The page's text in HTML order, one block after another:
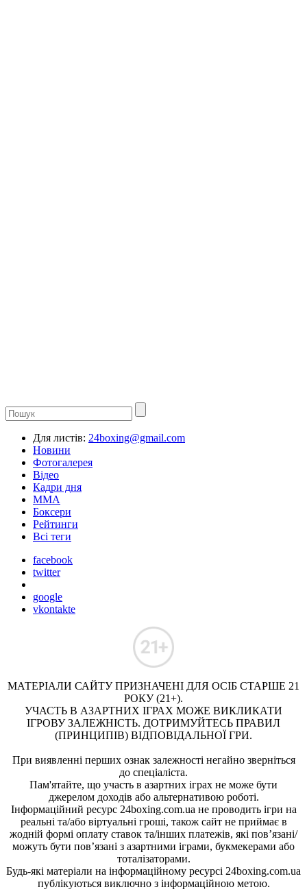
Для листів: 24boxing@gmail.com
Новини
Фотогалерея
Відео
Кадри дня
ММА
Боксери
Рейтинги
Всі теги
facebook
twitter
google
vkontakte
МАТЕРІАЛИ САЙТУ ПРИЗНАЧЕНІ ДЛЯ ОСІБ СТАРШЕ 21
РОКУ (21+).
УЧАСТЬ В АЗАРТНИХ ІГРАХ МОЖЕ ВИКЛИКАТИ
ІГРОВУ ЗАЛЕЖНІСТЬ. ДОТРИМУЙТЕСЬ ПРАВИЛ
(ПРИНЦИПІВ) ВІДПОВІДАЛЬНОЇ ГРИ.
При виявленні перших ознак залежності негайно зверніться
до спеціаліста.
Пам'ятайте, що участь в азартних іграх не може бути
джерелом доходів або альтернативою роботі.
Інформаційний ресурс 24boxing.com.ua не проводить ігри на
реальні та/або віртуальні гроші, також сайт не приймає в
жодній формі оплату ставок та/інших платежів, які пов’язані/
можуть бути пов’язані з азартними іграми, букмекерами або
тоталізаторами.
Будь-які матеріали на інформаційному ресурсі 24boxing.com.ua
публікуються виключно з інформаційною метою.